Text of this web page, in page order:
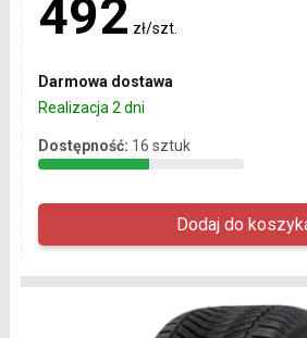
492 zł/szt.
Darmowa dostawa
Realizacja 2 dni
Dostępność: 16 sztuk